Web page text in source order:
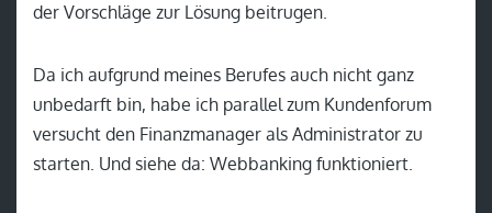
der Vorschläge zur Lösung beitrugen.
Da ich aufgrund meines Berufes auch nicht ganz
unbedarft bin, habe ich parallel zum Kundenforum
versucht den Finanzmanager als Administrator zu
starten. Und siehe da: Webbanking funktioniert.